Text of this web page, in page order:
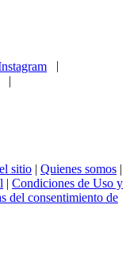
|
|
sitio | Quienes somos |
| Condiciones de Uso y
del consentimiento de